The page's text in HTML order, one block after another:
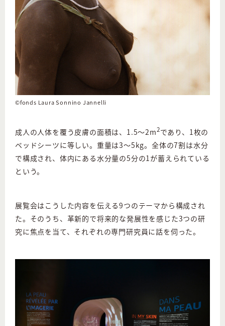
©fonds Laura Sonnino Jannelli
成人の人体を覆う皮膚の面積は、1.5〜2m2であり、1枚の
ベッドシーツに等しい。重量は3〜5kg。全体の7割は水分
で構成され、体内にある水分量の5分の1が蓄えられている
という。
展覧会はこうした内容を伝える9つのテーマから構成され
た。そのうち、革新的で将来的な発展性を感じた3つの研
究に焦点を当て、それぞれの専門研究員に話を伺った。